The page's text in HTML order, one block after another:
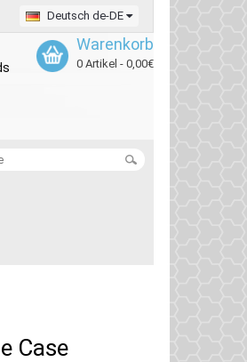
Deutsch de-DE
Warenkorb
0 Artikel - 0,00€
Case